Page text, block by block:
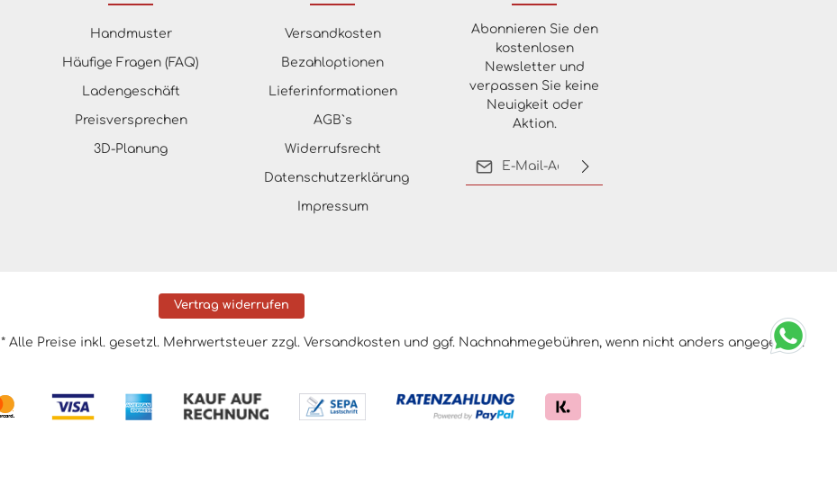
Abonnieren Sie den
kostenlosen
Newsletter und
verpassen Sie keine
Neuigkeit oder
Aktion.
Handmuster
Häufige Fragen (FAQ)
Ladengeschäft
Preisversprechen
3D-Planung
Versandkosten
Bezahloptionen
Lieferinformationen
AGB`s
Widerrufsrecht
Datenschutzerklärung
Impressum
Vertrag widerrufen
* Alle Preise inkl. gesetzl. Mehrwertsteuer zzgl. Versandkosten und ggf. Nachnahmegebühren, wenn nicht anders angegeben.